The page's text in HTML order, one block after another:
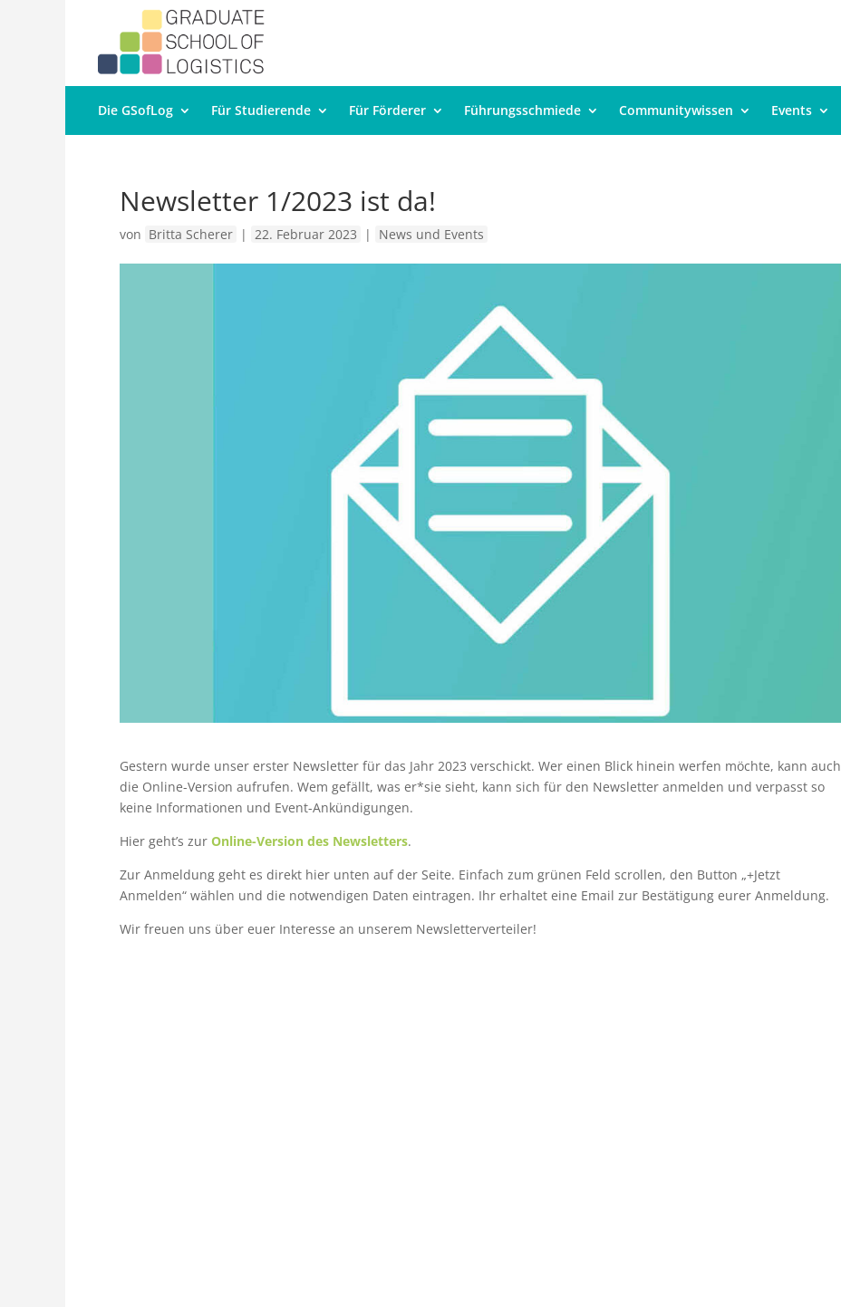
Die GSofLog Für Studierende Für Förderer Führungsschmiede Communitywissen Events
Newsletter 1/2023 ist da!
von Britta Scherer | 22. Februar 2023 | News und Events
Gestern wurde unser erster Newsletter für das Jahr 2023 verschickt. Wer einen Blick hinein werfen möchte, kann auch
die Online-Version aufrufen. Wem gefällt, was er*sie sieht, kann sich für den Newsletter anmelden und verpasst so
keine Informationen und Event-Ankündigungen.
Hier geht’s zur Online-Version des Newsletters.
Zur Anmeldung geht es direkt hier unten auf der Seite. Einfach zum grünen Feld scrollen, den Button „+Jetzt
Anmelden“ wählen und die notwendigen Daten eintragen. Ihr erhaltet eine Email zur Bestätigung eurer Anmeldung.
Wir freuen uns über euer Interesse an unserem Newsletterverteiler!